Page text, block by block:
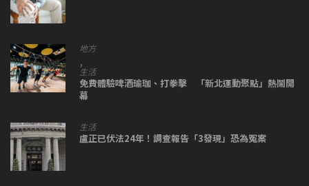
地方
,
生活
免費體驗啤酒瑜珈、打拳擊 「新北運動聚點」熱鬧開
幕
生活
盧正已伏法24年！調查報告「3發現」恐為冤案